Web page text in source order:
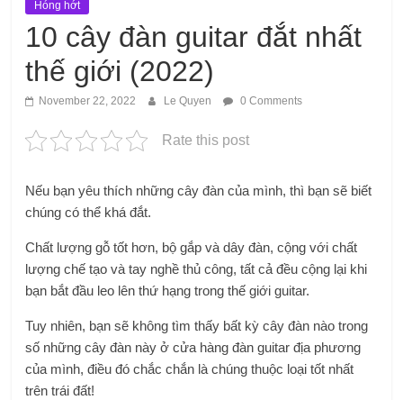
Hóng hớt
10 cây đàn guitar đắt nhất
thế giới (2022)
November 22, 2022 Le Quyen 0 Comments
Rate this post
Nếu bạn yêu thích những cây đàn của mình, thì bạn sẽ biết
chúng có thể khá đắt.
Chất lượng gỗ tốt hơn, bộ gắp và dây đàn, cộng với chất
lượng chế tạo và tay nghề thủ công, tất cả đều cộng lại khi
bạn bắt đầu leo ​​lên thứ hạng trong thế giới guitar.
Tuy nhiên, bạn sẽ không tìm thấy bất kỳ cây đàn nào trong
số những cây đàn này ở cửa hàng đàn guitar địa phương
của mình, điều đó chắc chắn là chúng thuộc loại tốt nhất
trên trái đất!